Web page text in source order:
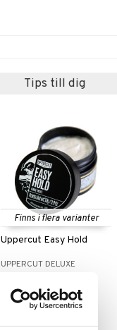
Tips till dig
Finns i flera varianter
Uppercut Easy Hold
UPPERCUT DELUXE
149 kr